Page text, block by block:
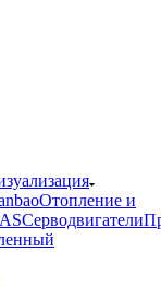
Отопление и
Cерводвигатели